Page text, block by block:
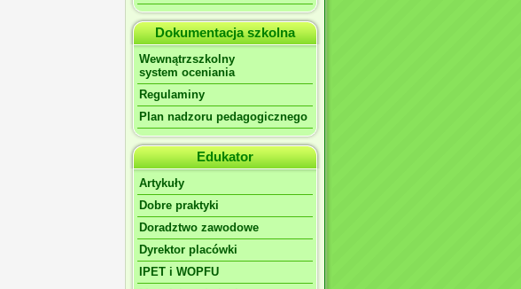
Dokumentacja szkolna
Wewnątrzszkolny
system oceniania
Regulaminy
Plan nadzoru pedagogicznego
Edukator
Artykuły
Dobre praktyki
Doradztwo zawodowe
Dyrektor placówki
IPET i WOPFU